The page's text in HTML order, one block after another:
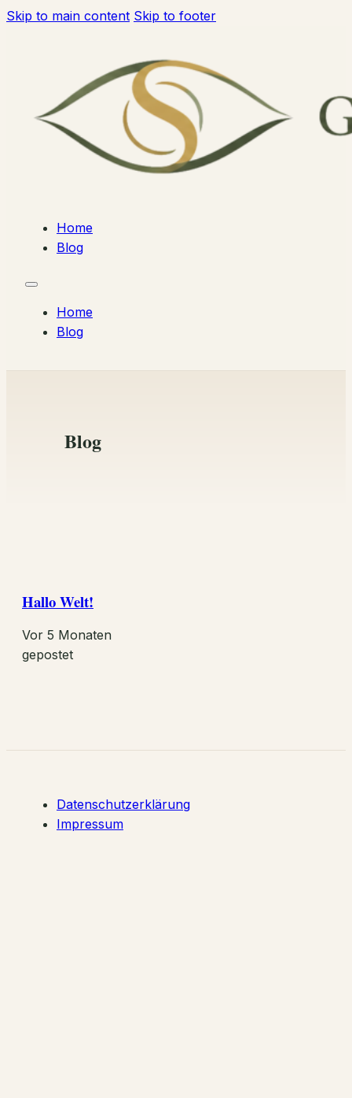
Skip to main content Skip to footer
Home
Blog
Home
Blog
Blog
Hallo Welt!
Vor 5 Monaten
gepostet
Datenschutzerklärung
Impressum